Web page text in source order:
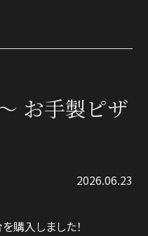
お手製ピザ
2026.06.23
購入しました！